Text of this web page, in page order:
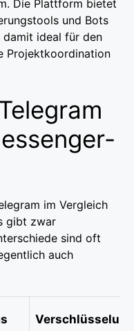
Die Plattform bietet
und Bots
ideal für den
Projektkoordination
im Vergleich
gibt zwar
sind oft
auch